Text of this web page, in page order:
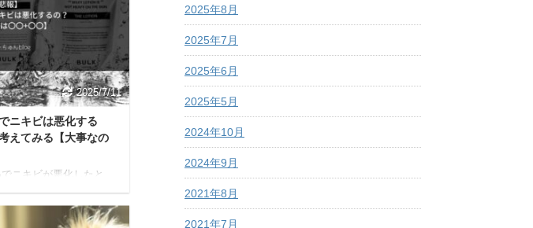
2025/7/11
ニキビは悪化する
えてみる【大事なの
ニキビが悪化したと
はどうなの？効果が
とかあれば知りたいん
2025年8月
2025年7月
2025年6月
2025年5月
2024年10月
2024年9月
2021年8月
2021年7月